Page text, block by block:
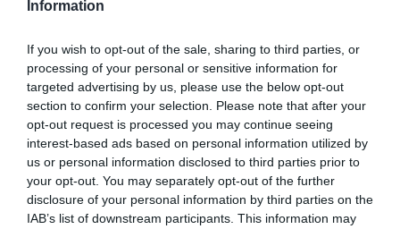
Information
If you wish to opt-out of the sale, sharing to third parties, or
processing of your personal or sensitive information for
targeted advertising by us, please use the below opt-out
section to confirm your selection. Please note that after your
opt-out request is processed you may continue seeing
interest-based ads based on personal information utilized by
us or personal information disclosed to third parties prior to
your opt-out. You may separately opt-out of the further
disclosure of your personal information by third parties on the
IAB’s list of downstream participants. This information may